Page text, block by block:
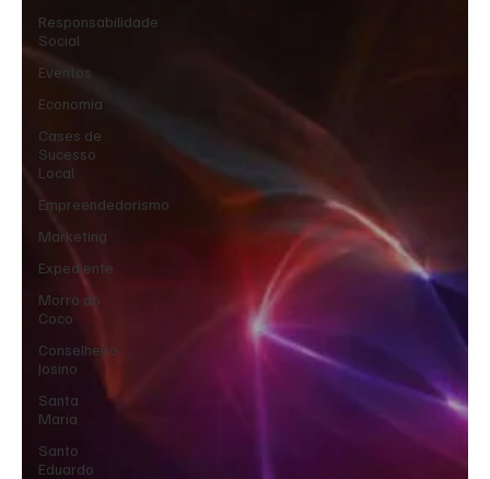
Responsabilidade
Social
Eventos
Economia
Cases de
Sucesso
Local
Empreendedorismo
Marketing
Expediente
Morro do
Coco
Conselheiro
Josino
Santa
Maria
Santo
Eduardo